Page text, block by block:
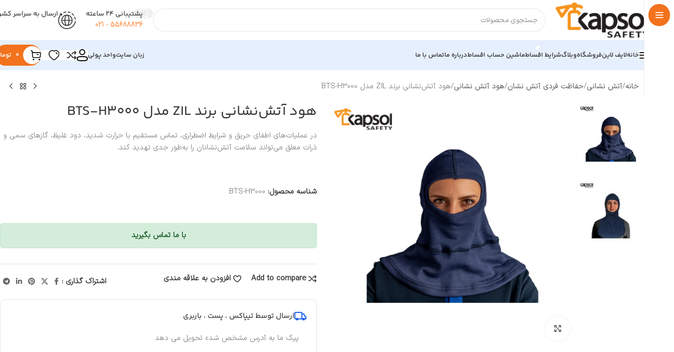
پشتیبانی 24 ساعته
55688836 - 021
ارسال به سراسر
خانهلایف لاینفروشگاهوبلاگشرایط اقساطماشین حساب اقساطدرباره ماتماس با ما زبان سایتواحد پولی 0
خانه آتش نشانی حفاظت فردی آتش نشان هود آتش نشانی هود آتش‌نشانی برند ZIL مدل BTS-H3000
هود آتش‌نشانی برند ZIL مدل BTS-H3000
در عملیات‌های اطفای حریق و شرایط اضطراری، تماس مستقیم با حرارت شدید، دود غلیظ، گازهای سمی و
ذرات معلق می‌تواند سلامت آتش‌نشانان را به‌طور جدی تهدید کند.
شناسه محصول: BTS-H3000
با ما تماس بگیرید
Add to compare افزودن به علاقه مندی اشتراک گذاری :
ارسال توسط تیپاکس ، پست ، باربری
پیک ما به آدرس مشخص شده تحویل می دهد